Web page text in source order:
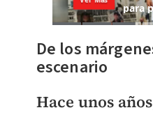
De los
escenario
Hace unos años